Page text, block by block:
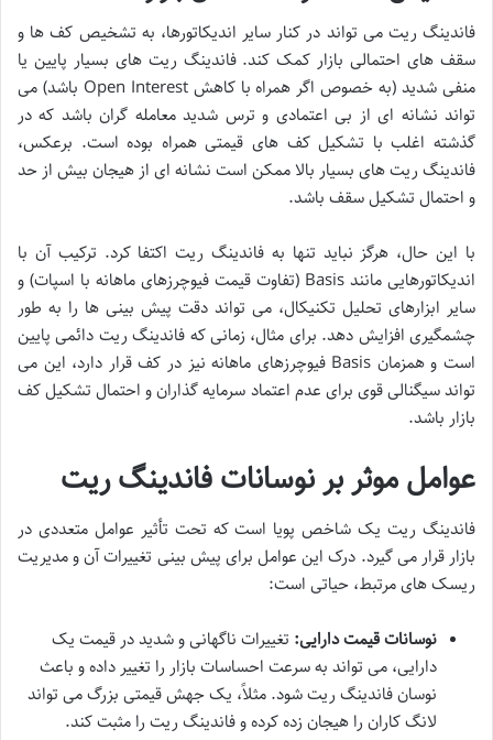
فاندینگ ریت می تواند در کنار سایر اندیکاتورها، به تشخیص کف ها و
سقف های احتمالی بازار کمک کند. فاندینگ ریت های بسیار پایین یا
منفی شدید (به خصوص اگر همراه با کاهش Open Interest باشد) می
تواند نشانه ای از بی اعتمادی و ترس شدید معامله گران باشد که در
گذشته اغلب با تشکیل کف های قیمتی همراه بوده است. برعکس،
فاندینگ ریت های بسیار بالا ممکن است نشانه ای از هیجان بیش از حد
و احتمال تشکیل سقف باشد.
با این حال، هرگز نباید تنها به فاندینگ ریت اکتفا کرد. ترکیب آن با
اندیکاتورهایی مانند Basis (تفاوت قیمت فیوچرزهای ماهانه با اسپات) و
سایر ابزارهای تحلیل تکنیکال، می تواند دقت پیش بینی ها را به طور
چشمگیری افزایش دهد. برای مثال، زمانی که فاندینگ ریت دائمی پایین
است و همزمان Basis فیوچرزهای ماهانه نیز در کف قرار دارد، این می
تواند سیگنالی قوی برای عدم اعتماد سرمایه گذاران و احتمال تشکیل کف
بازار باشد.
عوامل موثر بر نوسانات فاندینگ ریت
فاندینگ ریت یک شاخص پویا است که تحت تأثیر عوامل متعددی در
بازار قرار می گیرد. درک این عوامل برای پیش بینی تغییرات آن و مدیریت
ریسک های مرتبط، حیاتی است:
نوسانات قیمت دارایی: تغییرات ناگهانی و شدید در قیمت یک
دارایی، می تواند به سرعت احساسات بازار را تغییر داده و باعث
نوسان فاندینگ ریت شود. مثلاً، یک جهش قیمتی بزرگ می تواند
لانگ کاران را هیجان زده کرده و فاندینگ ریت را مثبت کند.